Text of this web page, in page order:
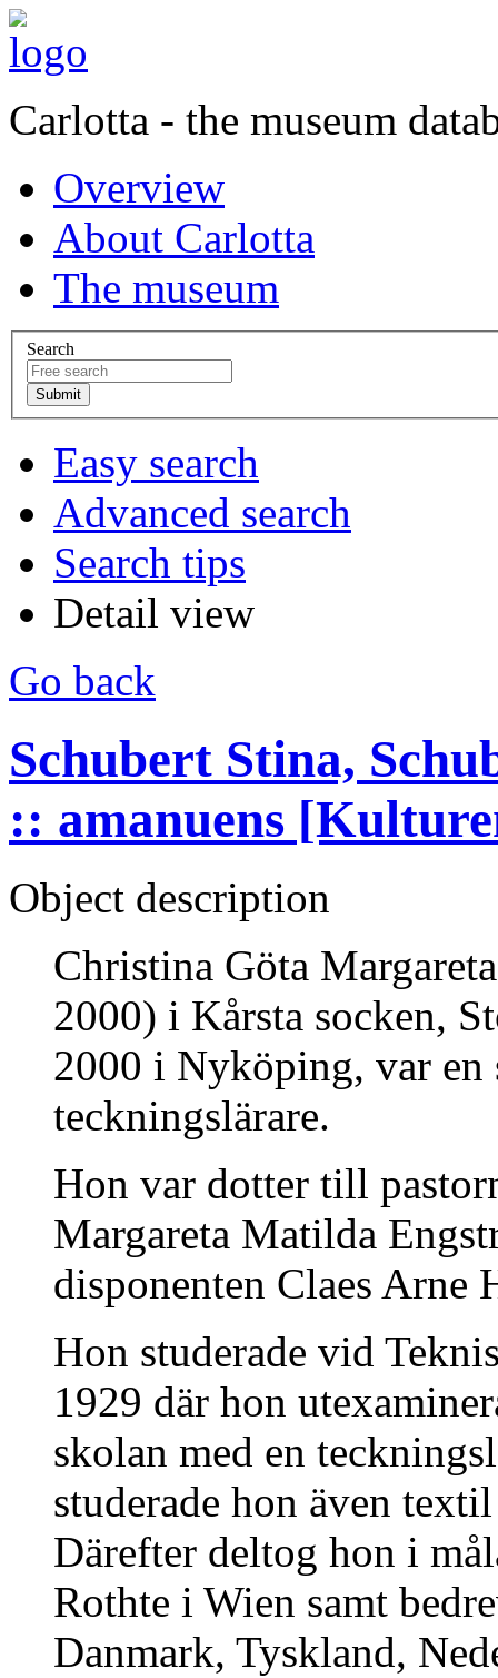
Carlotta - the museum
Overview
About Carlotta
The museum
Search
Easy search
Advanced search
Search tips
Detail view
Go back
Schubert Stina,
:: amanuens
Object description
Christina Göta
2000) i Kårsta socken,
2000 i Nyköping, var en
teckningslärare.
Hon var dotter till
Margareta Matilda
disponenten Claes Arne
Hon studerade vid
1929 där hon
skolan med en
studerade hon även
Därefter deltog hon i
Rothte i Wien samt
Danmark, Tyskland,